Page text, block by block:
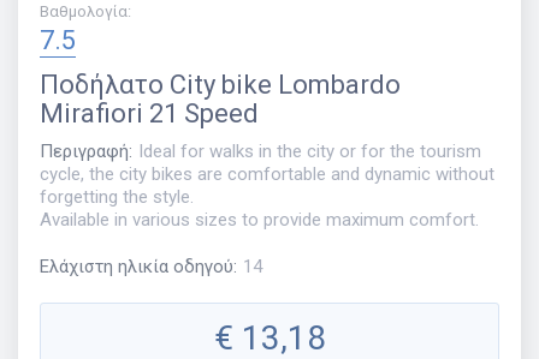
Βαθμολογία:
7.5
Ποδήλατο City bike Lombardo
Mirafiori 21 Speed
Περιγραφή:
Ideal for walks in the city or for the tourism
cycle, the city bikes are comfortable and dynamic without
forgetting the style.
Available in various sizes to provide maximum comfort.
Ελάχιστη ηλικία οδηγού: 14
€ 13,18